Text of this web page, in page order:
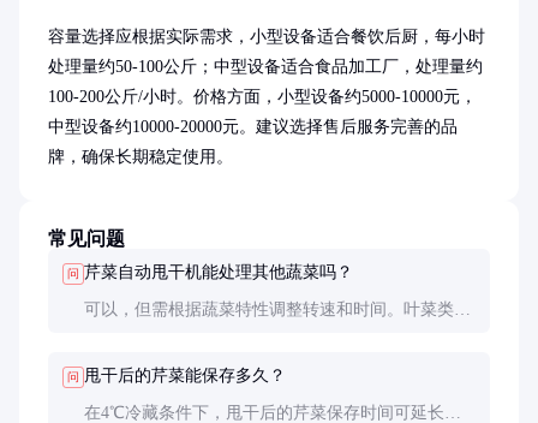
容量选择应根据实际需求，小型设备适合餐饮后厨，每小时
处理量约50-100公斤；中型设备适合食品加工厂，处理量约
100-200公斤/小时。价格方面，小型设备约5000-10000元，
中型设备约10000-20000元。建议选择售后服务完善的品
牌，确保长期稳定使用。
常见问题
问 芹菜自动甩干机能处理其他蔬菜吗？
可以，但需根据蔬菜特性调整转速和时间。叶菜类如
问 甩干后的芹菜能保存多久？
在4℃冷藏条件下，甩干后的芹菜保存时间可延长至